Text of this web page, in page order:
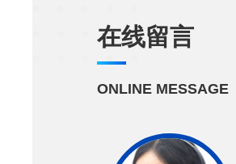
在线留言
ONLINE MESSAGE